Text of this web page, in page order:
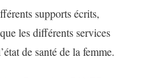
supports écrits,
les différents services
de santé de la femme.